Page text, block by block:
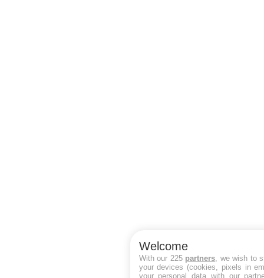
Welcome
With our 225 partners , we wish to
your devices (cookies, pixels in
your personal data with our